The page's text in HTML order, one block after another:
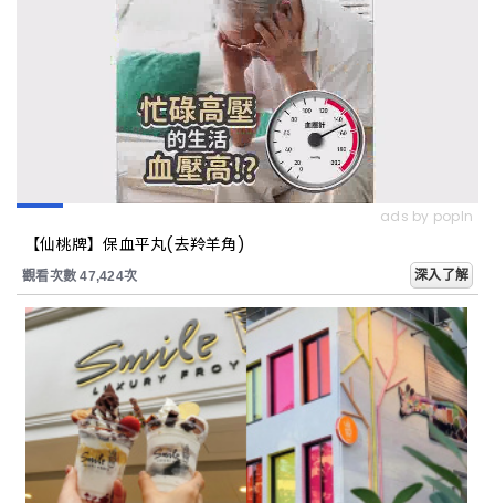
ads by popIn
【仙桃牌】保血平丸(去羚羊角)
觀看次數 47,424次 深入了解